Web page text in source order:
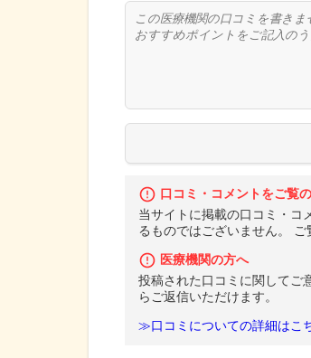
口コミ・コメントをご覧
当サイトに掲載の口コミ・コ
るものではございません。 ご
医療機関の方へ
投稿された口コミに関してご
らご返信いただけます。
≫口コミについての詳細はこ